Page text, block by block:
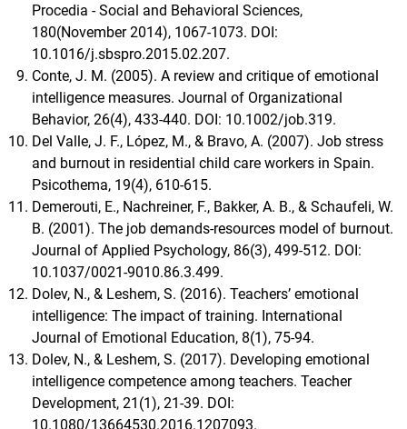
Procedia - Social and Behavioral Sciences,
180(November 2014), 1067-1073. DOI:
10.1016/j.sbspro.2015.02.207.
Conte, J. M. (2005). A review and critique of emotional
intelligence measures. Journal of Organizational
Behavior, 26(4), 433-440. DOI: 10.1002/job.319.
Del Valle, J. F., López, M., & Bravo, A. (2007). Job stress
and burnout in residential child care workers in Spain.
Psicothema, 19(4), 610-615.
Demerouti, E., Nachreiner, F., Bakker, A. B., & Schaufeli, W.
B. (2001). The job demands-resources model of burnout.
Journal of Applied Psychology, 86(3), 499-512. DOI:
10.1037/0021-9010.86.3.499.
Dolev, N., & Leshem, S. (2016). Teachers’ emotional
intelligence: The impact of training. International
Journal of Emotional Education, 8(1), 75-94.
Dolev, N., & Leshem, S. (2017). Developing emotional
intelligence competence among teachers. Teacher
Development, 21(1), 21-39. DOI:
10.1080/13664530.2016.1207093.